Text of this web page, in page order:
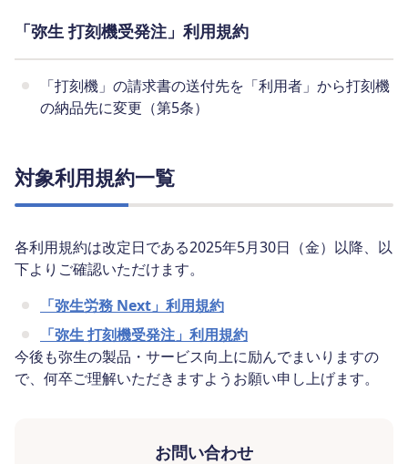
「弥生 打刻機受発注」利用規約
「打刻機」の請求書の送付先を「利用者」から打刻機
の納品先に変更（第5条）
対象利用規約一覧
各利用規約は改定日である2025年5月30日（金）以降、以
下よりご確認いただけます。
「弥生労務 Next」利用規約
「弥生 打刻機受発注」利用規約
今後も弥生の製品・サービス向上に励んでまいりますの
で、何卒ご理解いただきますようお願い申し上げます。
お問い合わせ